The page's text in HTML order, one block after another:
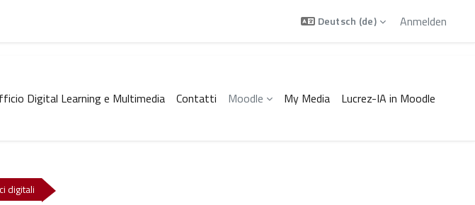
Deutsch ‎(de)‎ Anmelden
Digital Learning e Multimedia Contatti Moodle My Media Lucrez-IA in Moodle
digitali